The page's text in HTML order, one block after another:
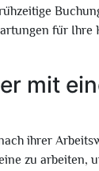
für Ihre
mit
ihrer
zu arbeiten,